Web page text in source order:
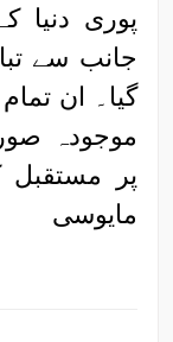
پوری دنیا
جانب سے
گیا۔ ان
موجودہ
پر مستقبل
مایوسی